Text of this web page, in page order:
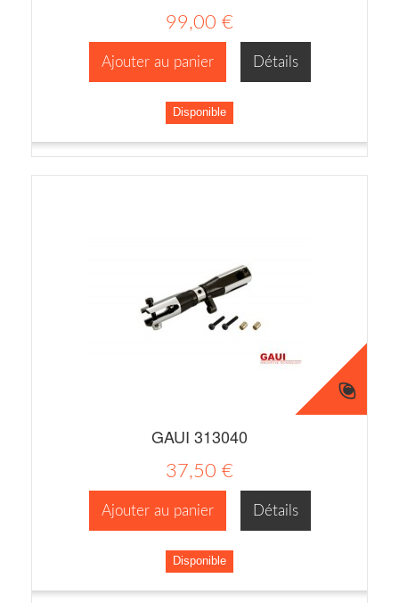
99,00 €
Ajouter au panier Détails
Disponible
GAUI 313040
37,50 €
Ajouter au panier Détails
Disponible